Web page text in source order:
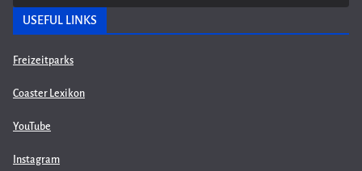
USEFUL LINKS
Freizeitparks
Coaster Lexikon
YouTube
Instagram